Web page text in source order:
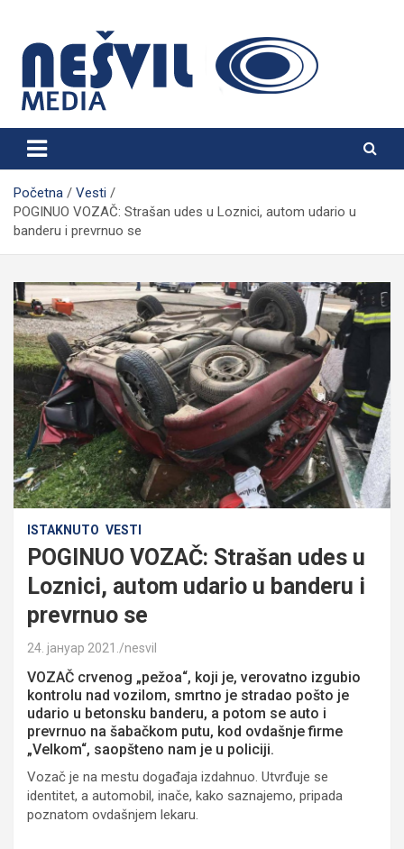
content
Nešvil Media Bogatić
Početna
Vesti
POGINUO VOZAČ: Strašan udes u Loznici, autom udario u
banderu i prevrnuo se
ISTAKNUTO VESTI
POGINUO VOZAČ: Strašan udes u
Loznici, autom udario u banderu i
prevrnuo se
24. јануар 2021. nesvil
VOZAČ crvenog „pežoa“, koji je, verovatno izgubio
kontrolu nad vozilom, smrtno je stradao pošto je
udario u betonsku banderu, a potom se auto i
prevrnuo na šabačkom putu, kod ovdašnje firme
„Velkom“, saopšteno nam je u policiji.
Vozač je na mestu događaja izdahnuo. Utvrđuje se
identitet, a automobil, inače, kako saznajemo, pripada
poznatom ovdašnjem lekaru.